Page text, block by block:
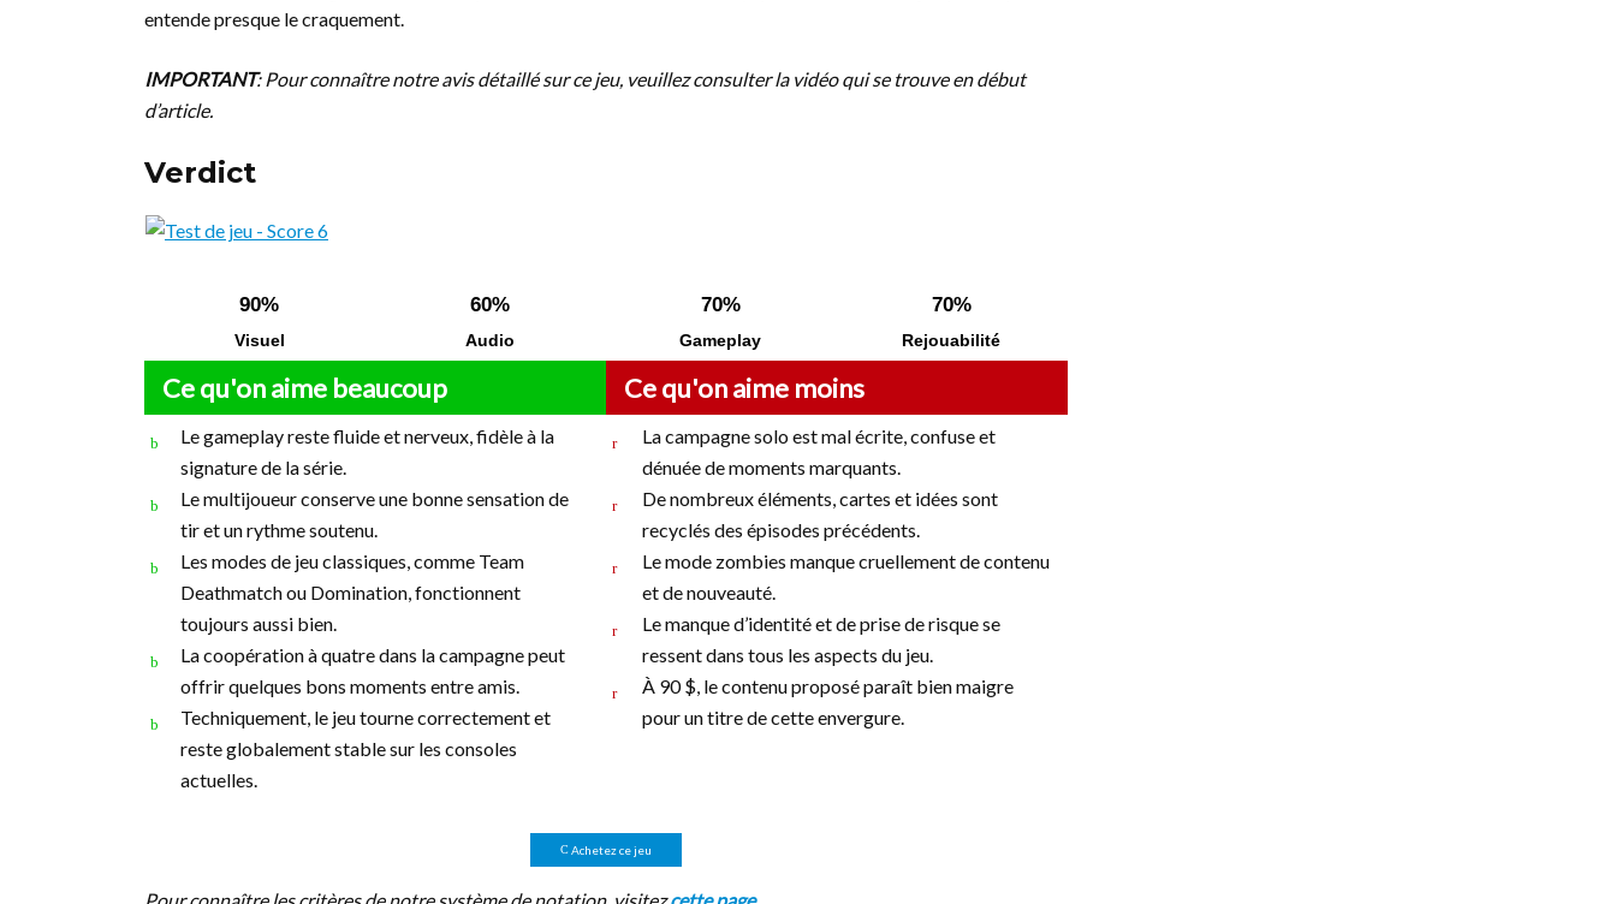
entende presque le craquement.
IMPORTANT: Pour connaître notre avis détaillé sur ce jeu, veuillez consulter la vidéo qui se trouve en début
d’article.
Verdict
90%
Visuel
60%
Audio
70%
Gameplay
70%
Rejouabilité
Ce qu'on aime beaucoup
Le gameplay reste fluide et nerveux, fidèle à la
signature de la série.
Le multijoueur conserve une bonne sensation de
tir et un rythme soutenu.
Les modes de jeu classiques, comme Team
Deathmatch ou Domination, fonctionnent
toujours aussi bien.
La coopération à quatre dans la campagne peut
offrir quelques bons moments entre amis.
Techniquement, le jeu tourne correctement et
reste globalement stable sur les consoles
actuelles.
Ce qu'on aime moins
La campagne solo est mal écrite, confuse et
dénuée de moments marquants.
De nombreux éléments, cartes et idées sont
recyclés des épisodes précédents.
Le mode zombies manque cruellement de contenu
et de nouveauté.
Le manque d’identité et de prise de risque se
ressent dans tous les aspects du jeu.
À 90 $, le contenu proposé paraît bien maigre
pour un titre de cette envergure.
Achetez ce jeu